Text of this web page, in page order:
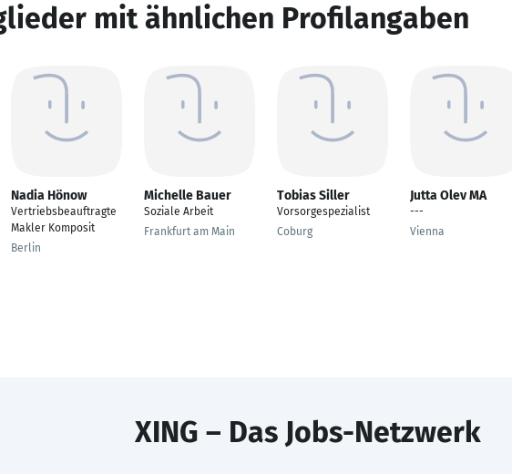
mit ähnlichen Profilangaben
Nadia Hönow
Vertriebsbeauftragte
Makler Komposit
Berlin
Michelle Bauer
Soziale Arbeit
Frankfurt am Main
Tobias Siller
Vorsorgespezialist
Coburg
Jutta Olev MA
---
Vienna
XING – Das Jobs-Netzwerk